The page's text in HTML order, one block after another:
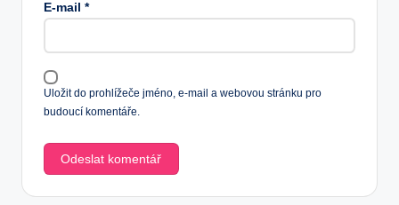
E-mail *
Uložit do prohlížeče jméno, e-mail a webovou stránku pro
budoucí komentáře.